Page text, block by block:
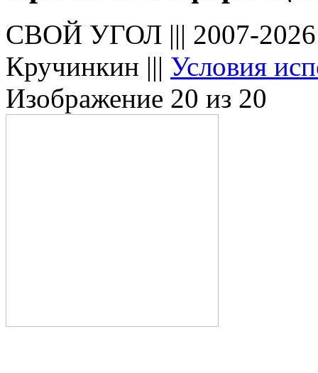
СВОЙ УГОЛ ||| 2007-
Кручинкин ||| Условия
Изображение 20 из 20